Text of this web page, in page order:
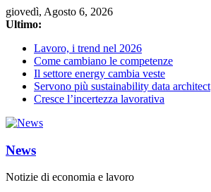
Salta
al
giovedì, Agosto 6, 2026
Ultimo:
Lavoro, i trend nel 2026
Come cambiano le competenze
Il settore energy cambia veste
Servono più sustainability data architect
Cresce l’incertezza lavorativa
News
Notizie di economia e lavoro